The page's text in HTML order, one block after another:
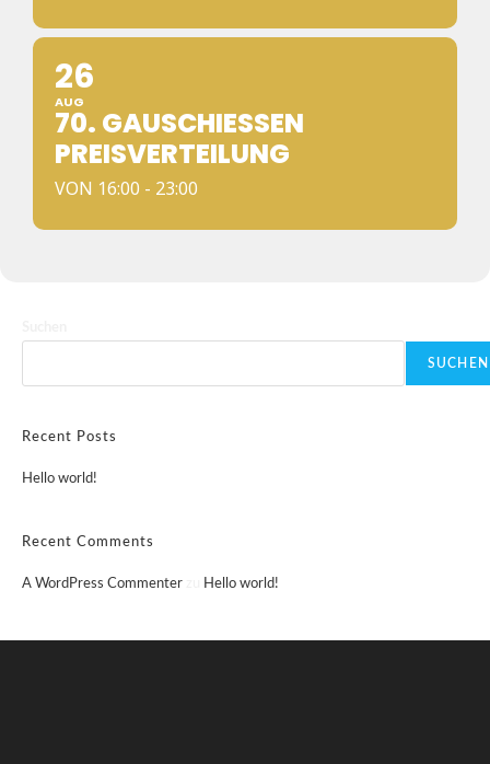
26
AUG
70. GAUSCHIESSEN P
REISVERTEILUNG
VON 16:00 - 23:00
SUCHEN
Recent Posts
Hello world!
Recent Comments
A WordPress Commenter Hello world!